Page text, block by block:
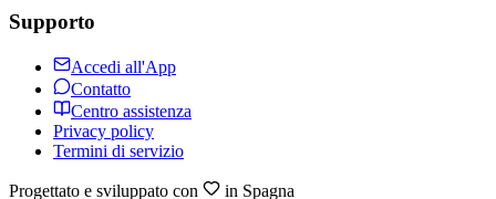
Supporto
Accedi all'App
Contatto
Centro assistenza
Privacy policy
Termini di servizio
Progettato e sviluppato con
in Spagna